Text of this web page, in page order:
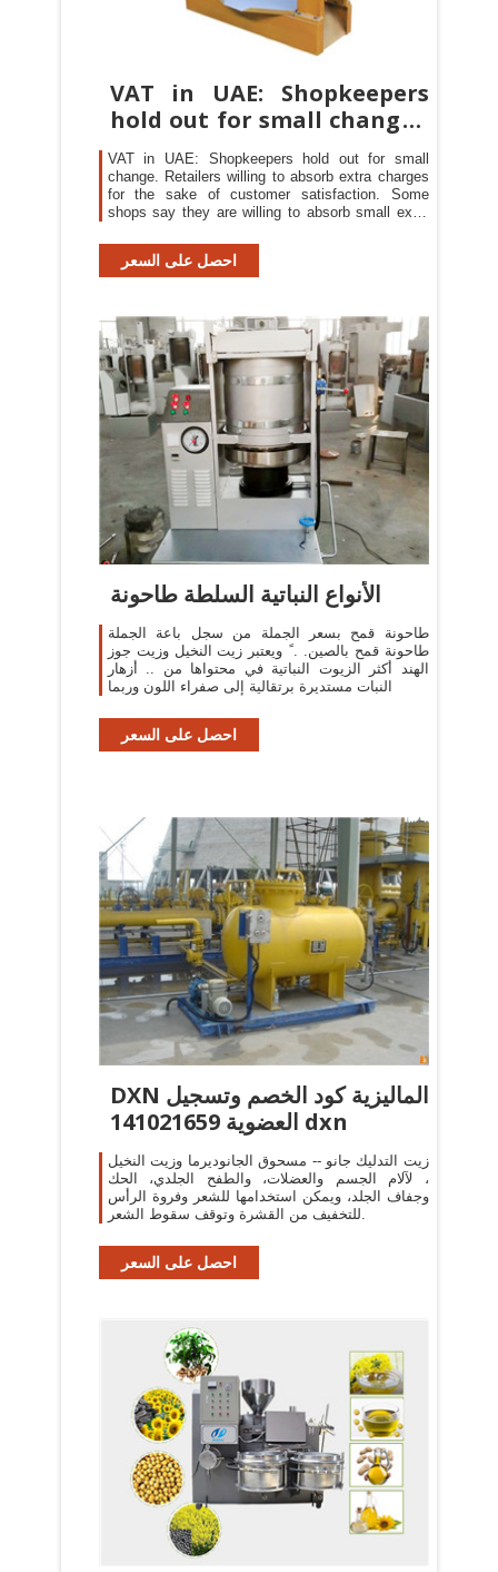
VAT in UAE: Shopkeepers
hold out for small change -
The
VAT in UAE: Shopkeepers hold out for small
change. Retailers willing to absorb extra charges
for the sake of customer satisfaction. Some
shops say they are willing to absorb small extra
احصل على السعر
الأنواع النباتية السلطة طاحونة
طاحونة قمح بسعر الجملة من سجل باعة الجملة
طاحونة قمح بالصين. . ً ويعتبر زيت النخيل وزيت جوز
الهند أكثر الزيوت النباتية في محتواها من .. أزهار
النبات مستديرة برتقالية إلى صفراء اللون وربما
احصل على السعر
DXN الماليزية كود الخصم وتسجيل
العضوية 141021659 dxn
زيت التدليك جانو -- مسحوق الجانوديرما وزيت النخيل
، لآلام الجسم والعضلات، والطفح الجلدي، الحك
وجفاف الجلد، ويمكن استخدامها للشعر وفروة الرأس
للتخفيف من القشرة وتوقف سقوط الشعر.
احصل على السعر